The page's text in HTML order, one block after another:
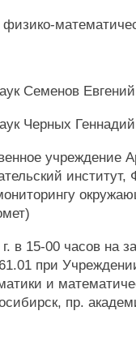
Семенов
Черных
учреждение
институт,
в 15-00 часов на
при
и
пр.